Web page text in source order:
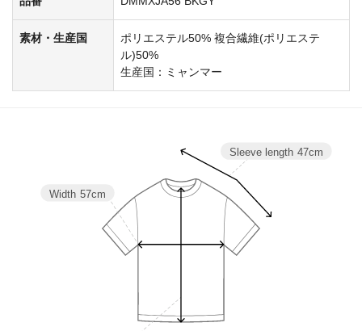
素材・生産国
ポリエステル50% 複合繊維(ポリエステ
ル)50%
生産国：ミャンマー
Sleeve length 47cm
Width 57cm